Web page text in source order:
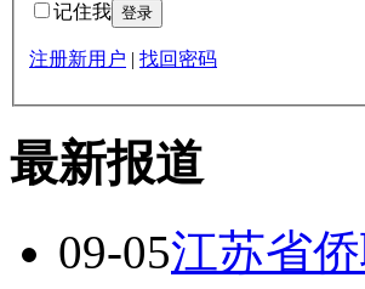
记住我
注册新用户 找回密码
最新报道
09-05江苏省